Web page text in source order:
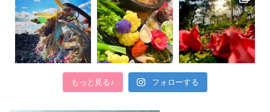
もっと見る♪ フォローする